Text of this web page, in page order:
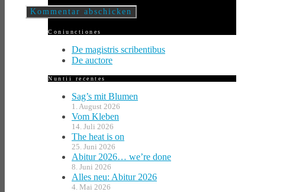
Coniunctiones
De magistris scribentibus
De auctore
Nuntii recentes
Sag’s mit Blumen
1. August 2026
Vom Kleben
14. Juli 2026
The heat is on
25. Juni 2026
Abitur 2026… we’re done
8. Juni 2026
Alles neu: Abitur 2026
4. Mai 2026